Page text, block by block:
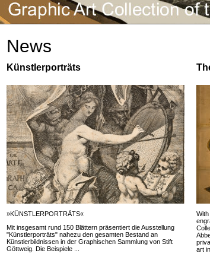
News
Künstlerporträts
»KÜNSTLERPORTRÄTS«
Mit insgesamt rund 150 Blättern präsentiert die Ausstellung
"Künstlerporträts" nahezu den gesamten Bestand an
Künstlerbildnissen in der Graphischen Sammlung von Stift
Göttweig. Die Beispiele ...
art in